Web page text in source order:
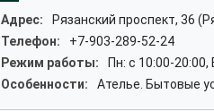
Адрес:
Рязанский проспект, 36
Телефон:
+7-903-289-52-24
Режим работы:
Пн: c 10:00-
Особенности:
Ателье. Бытовые